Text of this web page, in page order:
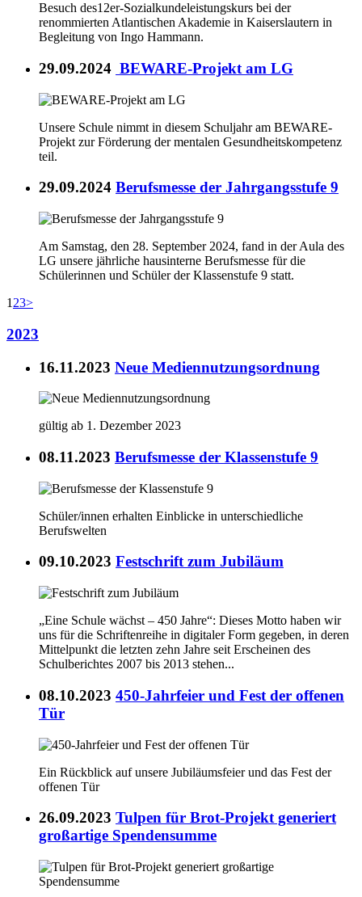
Besuch des12er-Sozialkundeleistungskurs bei der
renommierten Atlantischen Akademie in Kaiserslautern in
Begleitung von Ingo Hammann.
29.09.2024 BEWARE-Projekt am LG
Unsere Schule nimmt in diesem Schuljahr am BEWARE-
Projekt zur Förderung der mentalen Gesundheitskompetenz
teil.
29.09.2024 Berufsmesse der Jahrgangsstufe 9
Am Samstag, den 28. September 2024, fand in der Aula des
LG unsere jährliche hausinterne Berufsmesse für die
Schülerinnen und Schüler der Klassenstufe 9 statt.
1 23>
2023
16.11.2023 Neue Mediennutzungsordnung
gültig ab 1. Dezember 2023
08.11.2023 Berufsmesse der Klassenstufe 9
Schüler/innen erhalten Einblicke in unterschiedliche
Berufswelten
09.10.2023 Festschrift zum Jubiläum
„Eine Schule wächst – 450 Jahre“: Dieses Motto haben wir
uns für die Schriftenreihe in digitaler Form gegeben, in deren
Mittelpunkt die letzten zehn Jahre seit Erscheinen des
Schulberichtes 2007 bis 2013 stehen...
08.10.2023 450-Jahrfeier und Fest der offenen
Tür
Ein Rückblick auf unsere Jubiläumsfeier und das Fest der
offenen Tür
26.09.2023 Tulpen für Brot-Projekt generiert
großartige Spendensumme